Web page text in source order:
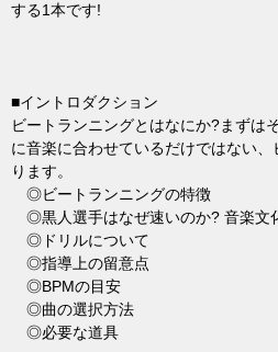
する1本です!
■イントロダクション
ビートランニングとはなにか?まずは
に音楽に合わせているだけではない
ります。
◎ビートランニングの特徴
◎黒人選手はなぜ速いのか? 音楽文
◎ドリルについて
◎指導上の留意点
◎BPMの目安
◎曲の選択方法
◎必要な道具